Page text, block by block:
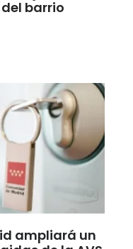
barrio
ampliará un